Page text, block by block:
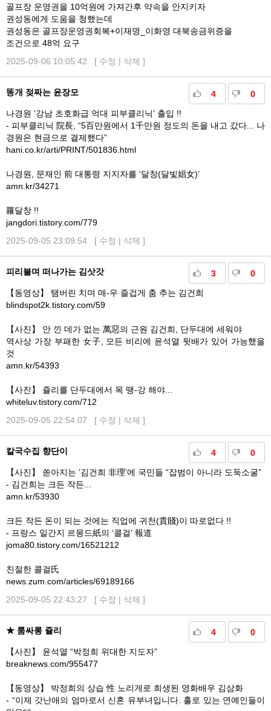
골프장 운영권을 10억원에 가져간후 약속을 안지키자
권성동에게 도움을 청했는데
권성동은 골프장운영권회복+이재명_이화영 대북송금위증을
조건으로 48억 요구
2025-09-06 10:05:42 [ 수정 | 삭제 ]
4 0
똥개 젖짜는 윤장모
나경원 ‘강남 초호화급 억대 피부클리닉’ 출입 !!
- 피부클리닉 院長, “5百만원에서 1千만원 정도의 돈을 내고 갔다... 나
경원은 현금으로 결제했다”
hani.co.kr/arti/PRINT/501836.html
나경원, 문재인 前 대통령 지지자를 ‘달창(달빛娼女)’
amn.kr/34271
羅달창 !!
jangdori.tistory.com/779
2025-09-05 23:09:54 [ 수정 | 삭제 ]
3 0
피리불며 떠나가는 김삿갓
【동영상】 탬버린 치며 매-우 즐겁게 춤 추는 김건희
blindspot2k.tistory.com/59
【사진】 안 낀 데가 없는 萬惡의 근원 김건희, 단두대에 세워야
역사상 가장 부패한 女子, 모든 비리에 윤석열 뒷배가 있어 가능했을
것
amn.kr/54393
【사진】 쥴리를 단두대에서 목 땡-강 해야...
whiteluv.tistory.com/712
2025-09-05 22:54:07 [ 수정 | 삭제 ]
4 0
칼국수집 향단이
【사진】 쏟아지는 ‘김건희 非理’에 국민들 “잡범이 아니라 도둑소굴”
- 김건희는 크든 작든...
amn.kr/53930
크든 작든 돈이 되는 것에는 직업에 귀천(貴賤)이 따로없다 !!
- 프랑스 일간지 르몽드紙의 ‘콜걸’ 報道
joma80.tistory.com/16521212
친절한 콜걸氏
news.zum.com/articles/69189166
2025-09-05 22:43:27 [ 수정 | 삭제 ]
4 0
★ 룸싸롱 쥴리
【사진】 윤석열 “박정희 위대한 지도자”
breaknews.com/955477
【동영상】 박정희의 상습 性 노리게로 희생된 영화배우 김삼화
- “이제 갓난애의 엄마로서 신혼 유부녀입니다. 홀로 있는 연예인들이